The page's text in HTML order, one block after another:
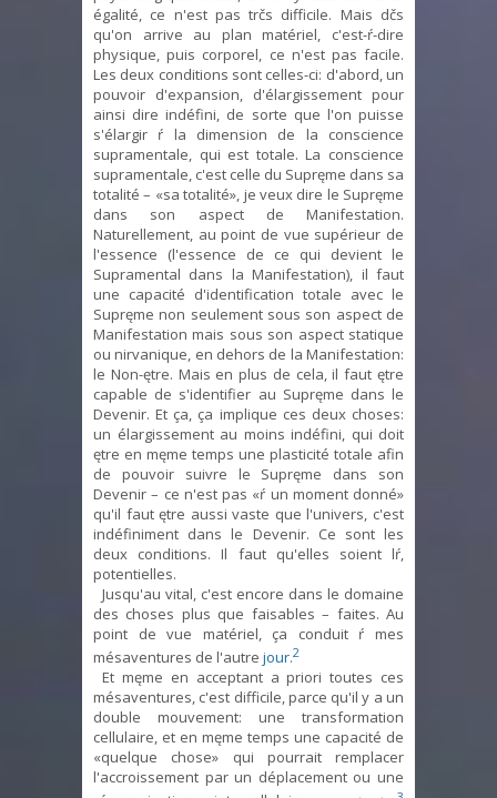
égalité, ce n'est pas trčs difficile. Mais dčs
qu'on arrive au plan matériel, c'est-ŕ-dire
physique, puis corporel, ce n'est pas facile.
Les deux conditions sont celles-ci: d'abord, un
pouvoir d'expansion, d'élargissement pour
ainsi dire indéfini, de sorte que l'on puisse
s'élargir ŕ la dimension de la conscience
supramentale, qui est totale. La conscience
supramentale, c'est celle du Supręme dans sa
totalité – «sa totalité», je veux dire le Supręme
dans son aspect de Manifestation.
Naturellement, au point de vue supérieur de
l'essence (l'essence de ce qui devient le
Supramental dans la Manifestation), il faut
une capacité d'identification totale avec le
Supręme non seulement sous son aspect de
Manifestation mais sous son aspect statique
ou nirvanique, en dehors de la Manifestation:
le Non-ętre. Mais en plus de cela, il faut ętre
capable de s'identifier au Supręme dans le
Devenir. Et ça, ça implique ces deux choses:
un élargissement au moins indéfini, qui doit
ętre en męme temps une plasticité totale afin
de pouvoir suivre le Supręme dans son
Devenir – ce n'est pas «ŕ un moment donné»
qu'il faut ętre aussi vaste que l'univers, c'est
indéfiniment dans le Devenir. Ce sont les
deux conditions. Il faut qu'elles soient lŕ,
potentielles.
Jusqu'au vital, c'est encore dans le domaine
des choses plus que faisables – faites. Au
point de vue matériel, ça conduit ŕ mes
mésaventures de l'autre jour.2
Et męme en acceptant a priori toutes ces
mésaventures, c'est difficile, parce qu'il y a un
double mouvement: une transformation
cellulaire, et en męme temps une capacité de
«quelque chose» qui pourrait remplacer
l'accroissement par un déplacement ou une